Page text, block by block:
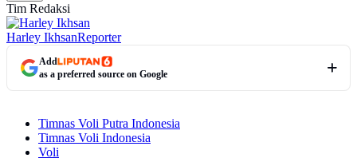
Tim Redaksi
Harley IkhsanReporter
Add
as a preferred source on Google
Timnas Voli Putra Indonesia
Timnas Voli Indonesia
Voli